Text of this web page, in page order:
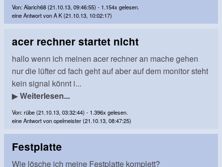
Von: Alarich68 (21.10.13, 09:46:55) - 1.154x gelesen.
eine Antwort von A K (21.10.13, 10:02:17)
acer rechner startet nicht
hallo wenn ich meinen acer rechner an mache gehen
nur die lüfter cd fach geht auf aber auf dem monitor steht
kein signal könnt i...
▶Weiterlesen...
Von: rübe (21.10.13, 03:32:44) - 1.396x gelesen.
eine Antwort von opelmeister (21.10.13, 08:47:25)
Festplatte
Wie lösche ich meine Festplatte komplett?